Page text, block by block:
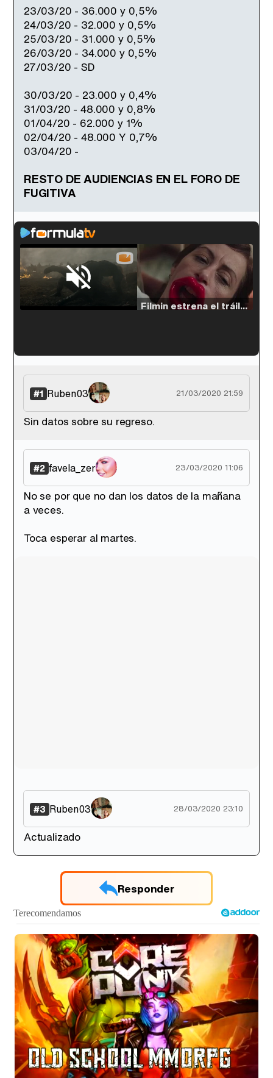
23/03/20 - 36.000 y 0,5%
24/03/20 - 32.000 y 0,5%
25/03/20 - 31.000 y 0,5%
26/03/20 - 34.000 y 0,5%
27/03/20 - SD
30/03/20 - 23.000 y 0,4%
31/03/20 - 48.000 y 0,8%
01/04/20 - 62.000 y 1%
02/04/20 - 48.000 Y 0,7%
03/04/20 -
RESTO DE AUDIENCIAS EN EL FORO DE
FUGITIVA
Filmin estrena el tráiler de 'Millennial Mal', su nueva comedia universitaria de la mano de Lorena Iglesias
'120 Minutos' celebra sus 2.000 programas en Telemadrid con un vídeo del día a día en la redacción
Tráiler de '33 días', la nueva serie de Atresplayer con Julián Villagrán y José Manuel Poga
#1 Ruben03 21/03/2020 21:59
Sin datos sobre su regreso.
#2 favela_zer 23/03/2020 11:06
No se por que no dan los datos de la mañana
a veces.
Toca esperar al martes.
#3 Ruben03 28/03/2020 23:10
Actualizado
Responder